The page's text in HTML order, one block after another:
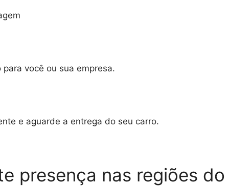
você ou sua empresa.
e aguarde a entrega do seu carro.
presença nas regiões do